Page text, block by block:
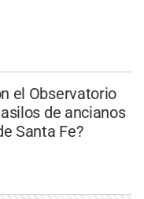
el Observatorio
de ancianos
Santa Fe?